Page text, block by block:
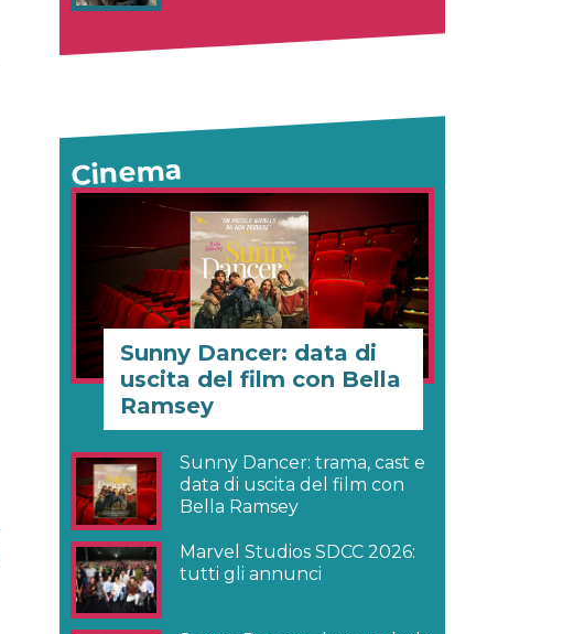
Cinema
Sunny Dancer: data di
uscita del film con Bella
Ramsey
Sunny Dancer: trama, cast e
data di uscita del film con
Bella Ramsey
Marvel Studios SDCC 2026:
tutti gli annunci